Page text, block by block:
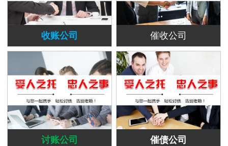
收账公司 催收公司
讨账公司 催债公司